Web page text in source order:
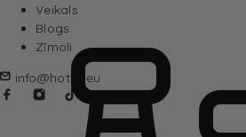
Veikals
Blogs
Zīmoli
info@hotta.eu